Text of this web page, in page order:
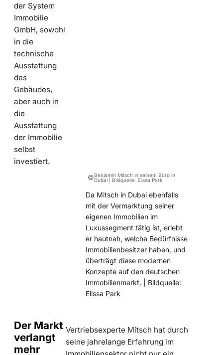
der System
Immobilie
GmbH, sowohl
in die
technische
Ausstattung
des
Gebäudes,
aber auch in
die
Ausstattung
der Immobilie
selbst
investiert.
©Benjamin Mitsch in seinem Büro in
Dubai | Bildquelle: Elissa Park
Da Mitsch in Dubai ebenfalls
mit der Vermarktung seiner
eigenen Immobilien im
Luxussegment tätig ist, erlebt
er hautnah, welche Bedürfnisse
Immobilienbesitzer haben, und
überträgt diese modernen
Konzepte auf den deutschen
Immobilienmarkt. | Bildquelle:
Elissa Park
Der Markt
verlangt
mehr
Vertriebsexperte Mitsch hat durch
seine jahrelange Erfahrung im